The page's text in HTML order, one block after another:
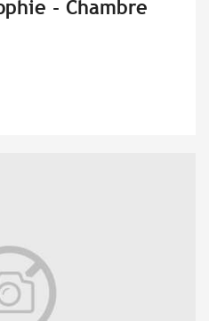
- Chambre